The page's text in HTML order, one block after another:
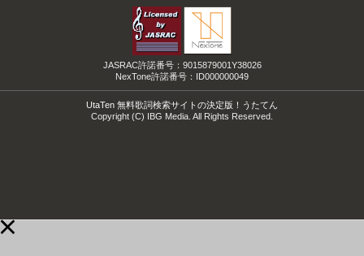
JASRAC許諾番号：9015879001Y38026
NexTone許諾番号：ID000000049
UtaTen 無料歌詞検索サイトの決定版！うたてん
Copyright (C) IBG Media. All Rights Reserved.